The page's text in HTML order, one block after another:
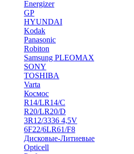
Energizer
GP
HYUNDAI
Kodak
Panasonic
Robiton
Samsung PLEOMAX
SONY
TOSHIBA
Varta
Космос
R14/LR14/C
R20/LR20/D
3R12/3336 4,5V
6F22/6LR61/F8
Дисковые-Литиевые
Opticell